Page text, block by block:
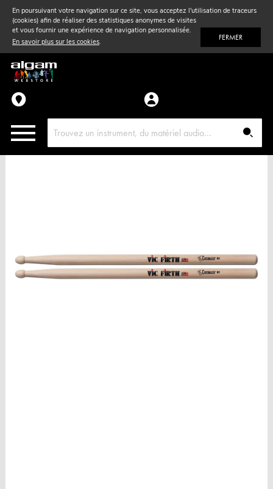
En poursuivant votre navigation sur ce site, vous acceptez l'utilisation de traceurs
(cookies) afin de réaliser des statistiques anonymes de visites
et vous fournir une expérience de navigation personnalisée.
En savoir plus sur les cookies. FERMER
Vent& Violon
Accessoires
Pièces détachées